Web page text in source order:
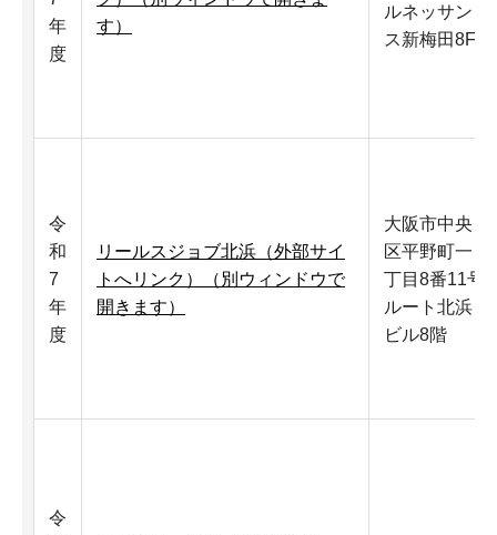
年
度
す）
ルネッサン
ス新梅田8F
令
和
7
年
度
リールスジョブ北浜（外部サイ
トへリンク）（別ウィンドウで
開きます）
大阪市中央
区平野町一
丁目8番11号
ルート北浜
ビル8階
令